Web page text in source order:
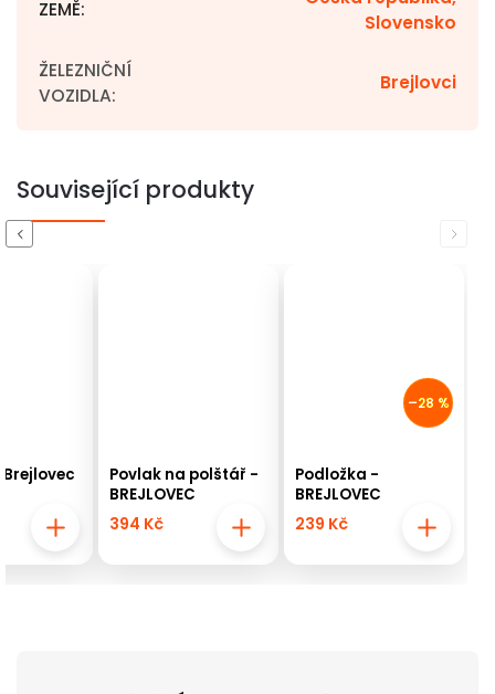
ZEMĚ:
Slovensko
ŽELEZNIČNÍ
VOZIDLA:
Brejlovci
Související produkty
Previous
Povlak na polštář -
BREJLOVEC
394 Kč
–28 %
Podložka -
BREJLOVEC
239 Kč
Next